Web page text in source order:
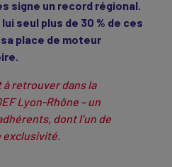
signe un record régional.
seul plus de 30 % de ces
place de moteur
retrouver dans la
Lyon-Rhône – un
dont l’un de
exclusivité.